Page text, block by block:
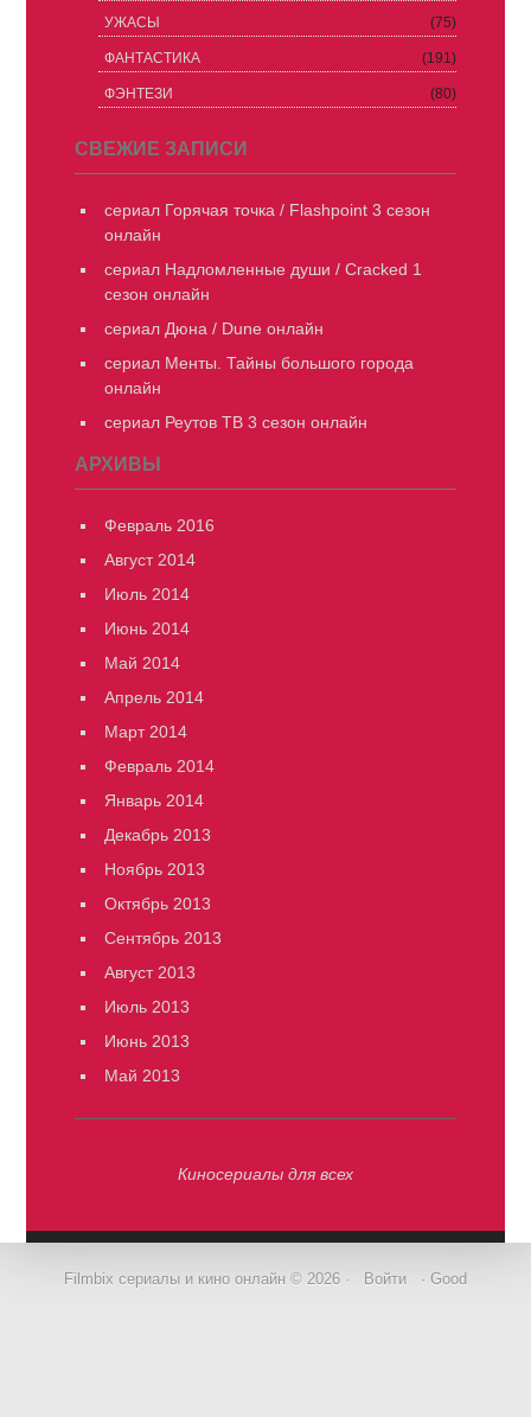
УЖАСЫ (75)
ФАНТАСТИКА (191)
ФЭНТЕЗИ (80)
СВЕЖИЕ ЗАПИСИ
сериал Горячая точка / Flashpoint 3 сезон
онлайн
сериал Надломленные души / Cracked 1
сезон онлайн
сериал Дюна / Dune онлайн
сериал Менты. Тайны большого города
онлайн
сериал Реутов ТВ 3 сезон онлайн
АРХИВЫ
Февраль 2016
Август 2014
Июль 2014
Июнь 2014
Май 2014
Апрель 2014
Март 2014
Февраль 2014
Январь 2014
Декабрь 2013
Ноябрь 2013
Октябрь 2013
Сентябрь 2013
Август 2013
Июль 2013
Июнь 2013
Май 2013
Киносериалы для всех
Filmbix сериалы и кино онлайн © 2026 · Войти · Good